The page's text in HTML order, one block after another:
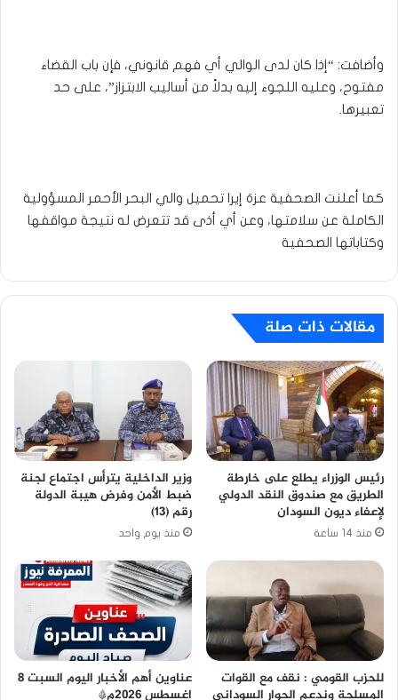
وأضافت: “إذا كان لدى الوالي أي فهم قانوني، فإن باب القضاء
مفتوح، وعليه اللجوء إليه بدلاً من أساليب الابتزاز”، على حد
تعبيرها.
كما أعلنت الصحفية عزة إيرا تحميل والي البحر الأحمر المسؤولية
الكاملة عن سلامتها، وعن أي أذى قد تتعرض له نتيجة مواقفها
وكتاباتها الصحفية
مقالات ذات صلة
رئيس الوزراء يطلع على خارطة
الطريق مع صندوق النقد الدولي
لإعفاء ديون السودان
منذ 14 ساعة
وزير الداخلية يترأس اجتماع لجنة
ضبط الأمن وفرض هيبة الدولة
رقم (13)
منذ يوم واحد
للحزب القومي : نقف مع القوات
المسلحة وندعم الحوار السوداني
عناوين أهم الأخبار اليوم السبت ٨
اغسطس ٢٠٢٦م*